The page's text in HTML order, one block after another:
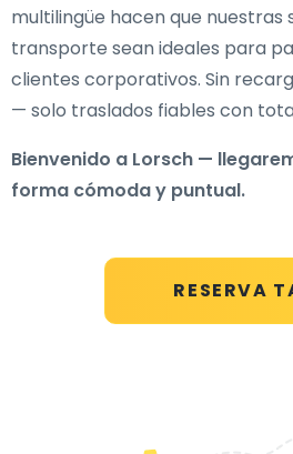
RESERVA
multilingüe hacen que nuestras
transporte sean ideales para
clientes corporativos. Sin
— solo traslados fiables con
Bienvenido a Lorsch —
forma cómoda y puntual.